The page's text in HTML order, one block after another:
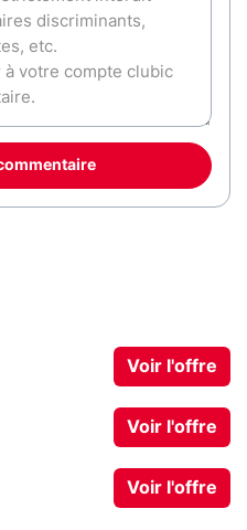
Voir l'offre
Voir l'offre
Voir l'offre